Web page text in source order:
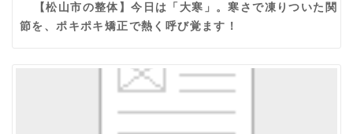
【松山市の整体】今日は「大寒」。寒さで凍りついた関
節を、ポキポキ矯正で熱く呼び覚ます！